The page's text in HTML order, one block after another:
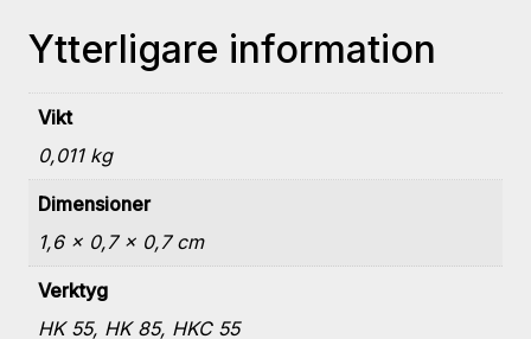
Ytterligare information
Vikt
0,011 kg
Dimensioner
1,6 × 0,7 × 0,7 cm
Verktyg
HK 55, HK 85, HKC 55